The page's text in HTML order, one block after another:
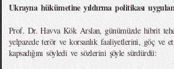
Ukrayna hükümetine yıldırma politikası
Prof. Dr. Havva Kök Arslan, günümüzde hibrit
yelpazede terör ve korsanlık faaliyetlerini, göç ve
kapsadığını söyledi ve sözlerini şöyle sürdürdü: